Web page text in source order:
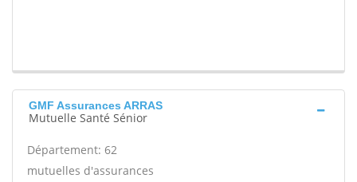
GMF Assurances ARRAS
Mutuelle Santé Sénior
Département: 62
mutuelles d'assurances